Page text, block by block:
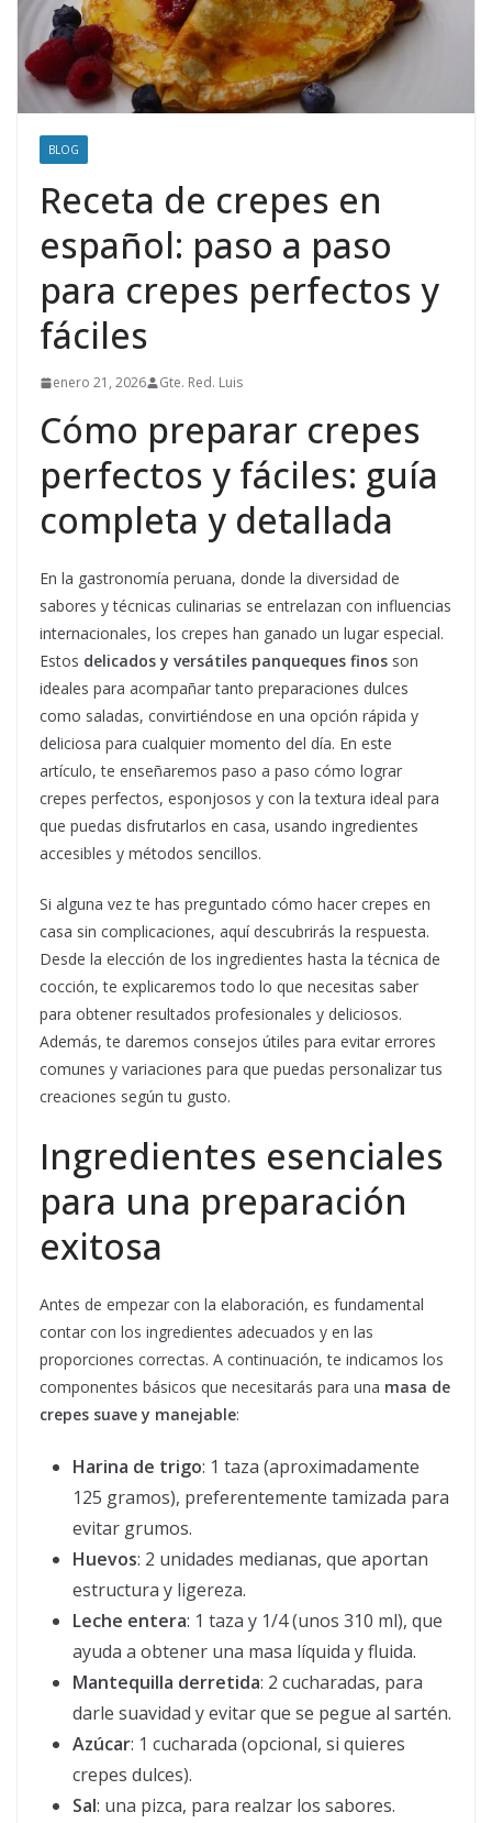
BLOG
Receta de crepes en
español: paso a paso
para crepes perfectos y
fáciles
enero 21, 2026 Gte. Red. Luis
Cómo preparar crepes
perfectos y fáciles: guía
completa y detallada
En la gastronomía peruana, donde la diversidad de
sabores y técnicas culinarias se entrelazan con influencias
internacionales, los crepes han ganado un lugar especial.
Estos delicados y versátiles panqueques finos son
ideales para acompañar tanto preparaciones dulces
como saladas, convirtiéndose en una opción rápida y
deliciosa para cualquier momento del día. En este
artículo, te enseñaremos paso a paso cómo lograr
crepes perfectos, esponjosos y con la textura ideal para
que puedas disfrutarlos en casa, usando ingredientes
accesibles y métodos sencillos.
Si alguna vez te has preguntado cómo hacer crepes en
casa sin complicaciones, aquí descubrirás la respuesta.
Desde la elección de los ingredientes hasta la técnica de
cocción, te explicaremos todo lo que necesitas saber
para obtener resultados profesionales y deliciosos.
Además, te daremos consejos útiles para evitar errores
comunes y variaciones para que puedas personalizar tus
creaciones según tu gusto.
Ingredientes esenciales
para una preparación
exitosa
Antes de empezar con la elaboración, es fundamental
contar con los ingredientes adecuados y en las
proporciones correctas. A continuación, te indicamos los
componentes básicos que necesitarás para una masa de
crepes suave y manejable:
Harina de trigo: 1 taza (aproximadamente
125 gramos), preferentemente tamizada para
evitar grumos.
Huevos: 2 unidades medianas, que aportan
estructura y ligereza.
Leche entera: 1 taza y 1/4 (unos 310 ml), que
ayuda a obtener una masa líquida y fluida.
Mantequilla derretida: 2 cucharadas, para
darle suavidad y evitar que se pegue al sartén.
Azúcar: 1 cucharada (opcional, si quieres
crepes dulces).
Sal: una pizca, para realzar los sabores.